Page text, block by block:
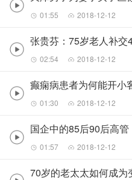
01:55 2018-12-12
张贵芬：75岁老人补交
02:54 2018-12-12
癫痫病患者为何能开小
01:30 2018-12-12
国企中的85后90后高管
01:57 2018-12-12
70岁的老太太如何成为